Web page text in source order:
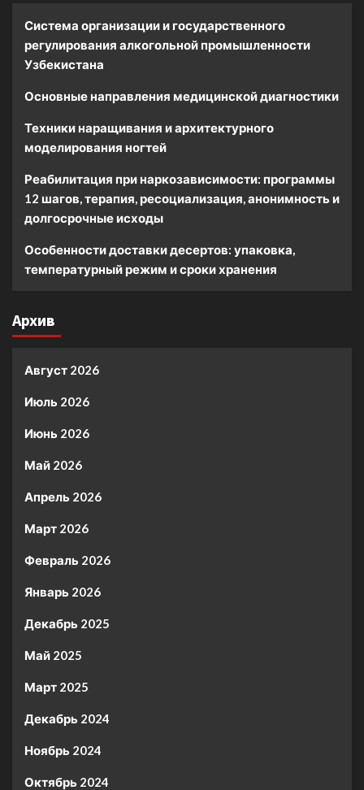
Система организации и государственного
регулирования алкогольной промышленности
Узбекистана
Основные направления медицинской диагностики
Техники наращивания и архитектурного
моделирования ногтей
Реабилитация при наркозависимости: программы
12 шагов, терапия, ресоциализация, анонимность и
долгосрочные исходы
Особенности доставки десертов: упаковка,
температурный режим и сроки хранения
Архив
Август 2026
Июль 2026
Июнь 2026
Май 2026
Апрель 2026
Март 2026
Февраль 2026
Январь 2026
Декабрь 2025
Май 2025
Март 2025
Декабрь 2024
Ноябрь 2024
Октябрь 2024